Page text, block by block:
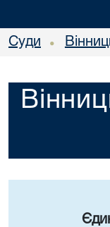
Суди •